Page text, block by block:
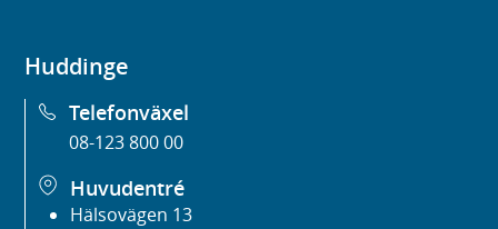
Huddinge
Telefonväxel
08-123 800 00
Huvudentré
Hälsovägen 13